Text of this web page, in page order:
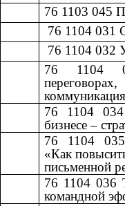
76 1103 045 ​​
​​ 76 1104 031 ​​
​​ 76 1104 032 ​​
76 1104
76 1104 034
бизнесе –
76 1104 035
«Как
письменной
76 1104 036
командной